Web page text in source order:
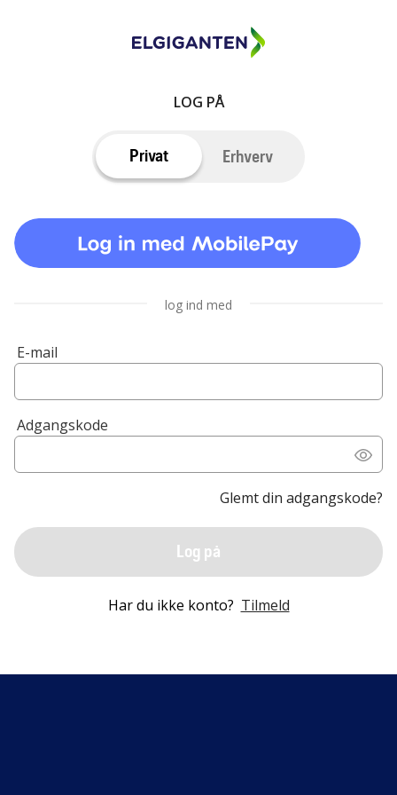
LOG PÅ
Privat Erhverv
log ind med
E-mail
Adgangskode
Glemt din adgangskode?
Log på
Har du ikke konto? Tilmeld